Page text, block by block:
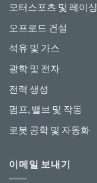
모터스포츠 및 레이싱
오프로드 건설
석유 및 가스
광학 및 전자
전력 생성
펌프, 밸브 및 작동
로봇 공학 및 자동화
이메일 보내기